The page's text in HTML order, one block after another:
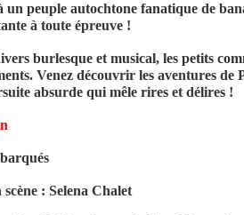
un peuple autochtone fanatique de
à toute épreuve !
burlesque et musical, les petits
Venez découvrir les aventures
absurde qui mêle rires et délires !
scène : Selena Chalet